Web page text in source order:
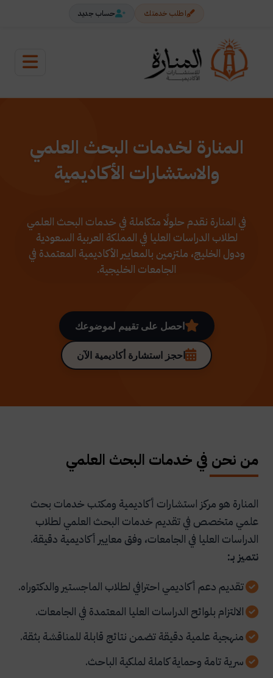
اطلب خدمتك حساب جديد
المنارة لخدمات البحث العلمي
والاستشارات الأكاديمية
في المنارة نقدم حلولًا متكاملة في خدمات البحث العلمي
لطلاب الدراسات العليا في المملكة العربية السعودية
ودول الخليج، ملتزمين بالمعايير الأكاديمية المعتمدة في
الجامعات الخليجية.
احصل على تقييم لموضوعك
احجز استشارة أكاديمية الآن
من نحن في خدمات البحث العلمي
المنارة هو مركز استشارات أكاديمية ومكتب خدمات بحث
علمي متخصص في تقديم خدمات البحث العلمي لطلاب
الدراسات العليا في الجامعات، وفق معايير أكاديمية دقيقة.
نتميز بـ:
تقديم دعم أكاديمي احترافي لطلاب الماجستير والدكتوراه.
الالتزام بلوائح الدراسات العليا المعتمدة في الجامعات.
منهجية علمية دقيقة تضمن نتائج قابلة للمناقشة بثقة.
سرية تامة وحماية كاملة لملكية الباحث.